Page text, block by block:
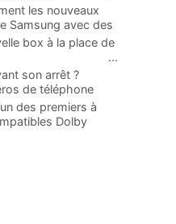
les nouveaux
Samsung avec des
...
box à la place de
...
son arrêt ?
de téléphone
des premiers à
Dolby